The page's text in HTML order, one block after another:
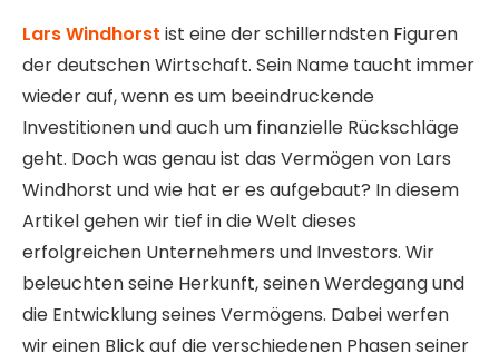
Lars Windhorst ist eine der schillerndsten Figuren
der deutschen Wirtschaft. Sein Name taucht immer
wieder auf, wenn es um beeindruckende
Investitionen und auch um finanzielle Rückschläge
geht. Doch was genau ist das Vermögen von Lars
Windhorst und wie hat er es aufgebaut? In diesem
Artikel gehen wir tief in die Welt dieses
erfolgreichen Unternehmers und Investors. Wir
beleuchten seine Herkunft, seinen Werdegang und
die Entwicklung seines Vermögens. Dabei werfen
wir einen Blick auf die verschiedenen Phasen seiner